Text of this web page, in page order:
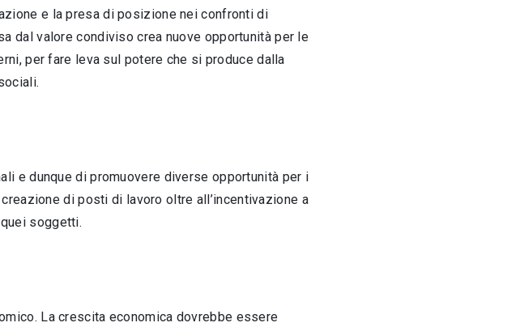
e la presa di posizione nei confronti di
dal valore condiviso crea nuove opportunità per le
per fare leva sul potere che si produce dalla
e dunque di promuovere diverse opportunità per i
di posti di lavoro oltre all’incentivazione a
soggetti.
La crescita economica dovrebbe essere